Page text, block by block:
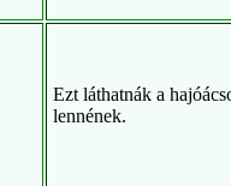
Ezt láthatnák a
lennének.